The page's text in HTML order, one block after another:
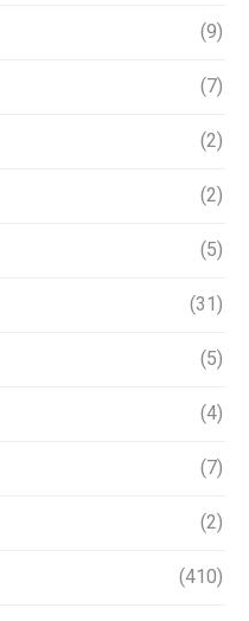
(9)
(7)
(2)
(2)
(5)
(31)
(5)
(4)
(7)
(2)
(410)